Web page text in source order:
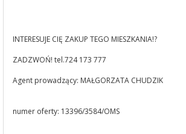
INTERESUJE CIĘ ZAKUP TEGO MIESZKANIA!?
ZADZWOŃ! tel.724 173 777
Agent prowadzący: MAŁGORZATA CHUDZIK
numer oferty: 13396/3584/OMS